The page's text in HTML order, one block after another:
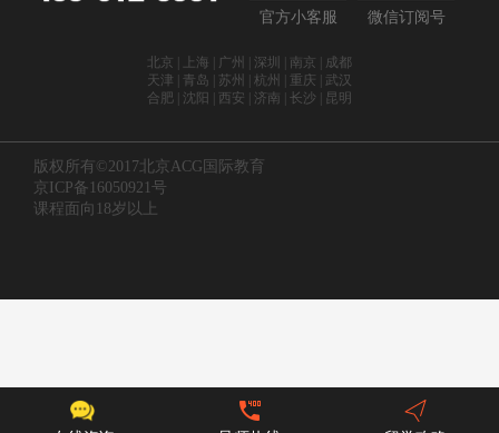
官方小客服 微信订阅号
北京 | 上海 | 广州 | 深圳 | 南京 | 成都
天津 | 青岛 | 苏州 | 杭州 | 重庆 | 武汉
合肥 | 沈阳 | 西安 | 济南 | 长沙 | 昆明
版权所有©2017北京ACG国际教育
京ICP备16050921号
课程面向18岁以上